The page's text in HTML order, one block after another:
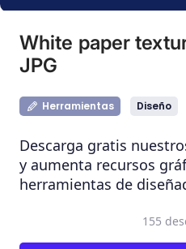
White paper
JPG
Herramientas Diseño
Descarga gratis
y aumenta recursos
herramientas de
155